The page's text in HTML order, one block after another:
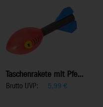
Taschenrakete mit Pfe...
Brutto UVP: 5,99 €